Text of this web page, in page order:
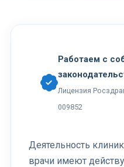
Работаем с
Лицензия
009852
Деятельность
врачи имеют